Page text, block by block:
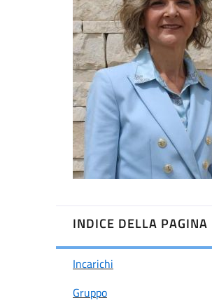
INDICE DELLA PAGINA
Incarichi
Gruppo